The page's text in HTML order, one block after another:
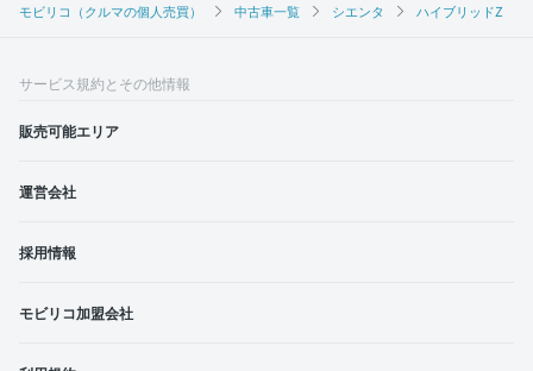
モビリコ（クルマの個人売買） 中古車一覧 シエンタ ハイブリッドZ
サービス規約とその他情報
販売可能エリア
運営会社
採用情報
モビリコ加盟会社